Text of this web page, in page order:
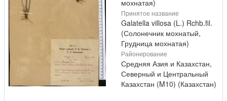
мохнатая)
Принятое название
Galatella villosa (L.) Rchb.fil.
(Солонечник мохнатый,
Грудница мохнатая)
Районирование
Средняя Азия и Казахстан,
Северный и Центральный
Казахстан (M10) (Казахстан)